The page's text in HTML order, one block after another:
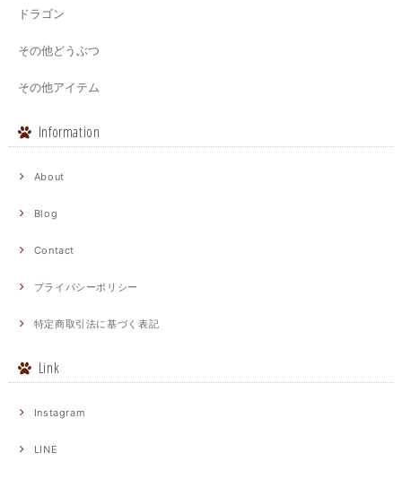
ドラゴン
その他どうぶつ
その他アイテム
Information
About
Blog
Contact
プライバシーポリシー
特定商取引法に基づく表記
Link
Instagram
LINE